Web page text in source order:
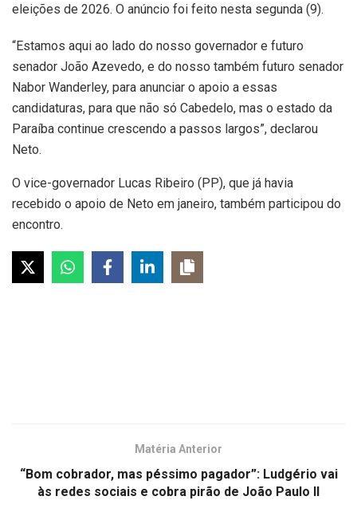
eleições de 2026. O anúncio foi feito nesta segunda (9).
“Estamos aqui ao lado do nosso governador e futuro
senador João Azevedo, e do nosso também futuro senador
Nabor Wanderley, para anunciar o apoio a essas
candidaturas, para que não só Cabedelo, mas o estado da
Paraíba continue crescendo a passos largos”, declarou
Neto.
O vice-governador Lucas Ribeiro (PP), que já havia
recebido o apoio de Neto em janeiro, também participou do
encontro.
Matéria Anterior
“Bom cobrador, mas péssimo pagador”: Ludgério vai
às redes sociais e cobra pirão de João Paulo II